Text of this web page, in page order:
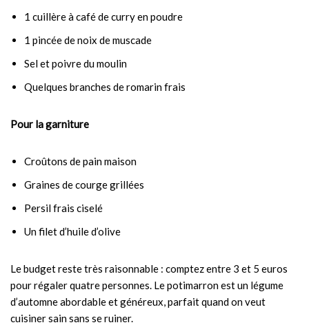
1 cuillère à café de curry en poudre
1 pincée de noix de muscade
Sel et poivre du moulin
Quelques branches de romarin frais
Pour la garniture
Croûtons de pain maison
Graines de courge grillées
Persil frais ciselé
Un filet d’huile d’olive
Le budget reste très raisonnable : comptez entre 3 et 5 euros
pour régaler quatre personnes. Le potimarron est un légume
d’automne abordable et généreux, parfait quand on veut
cuisiner sain sans se ruiner.